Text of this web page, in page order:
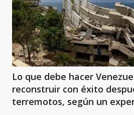
Lo que debe hacer
reconstruir con éxito
terremotos, según un